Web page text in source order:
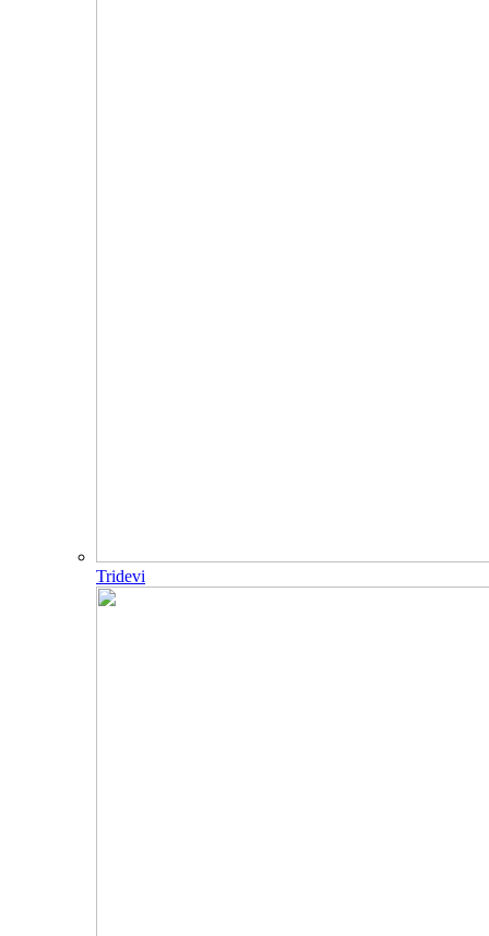
Tridevi